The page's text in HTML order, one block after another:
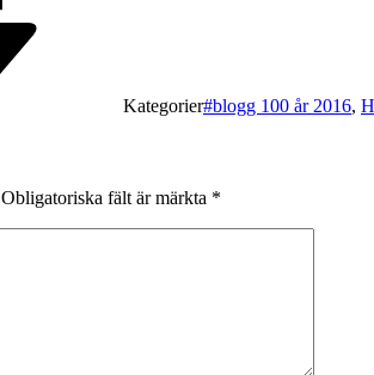
Kategorier#blogg 100 år 2016,
Obligatoriska fält är märkta *